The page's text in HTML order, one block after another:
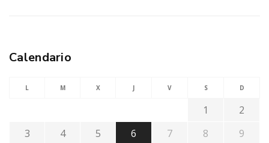
Calendario
L M X J V S D
1
2
3
4 5 6 7 8 9